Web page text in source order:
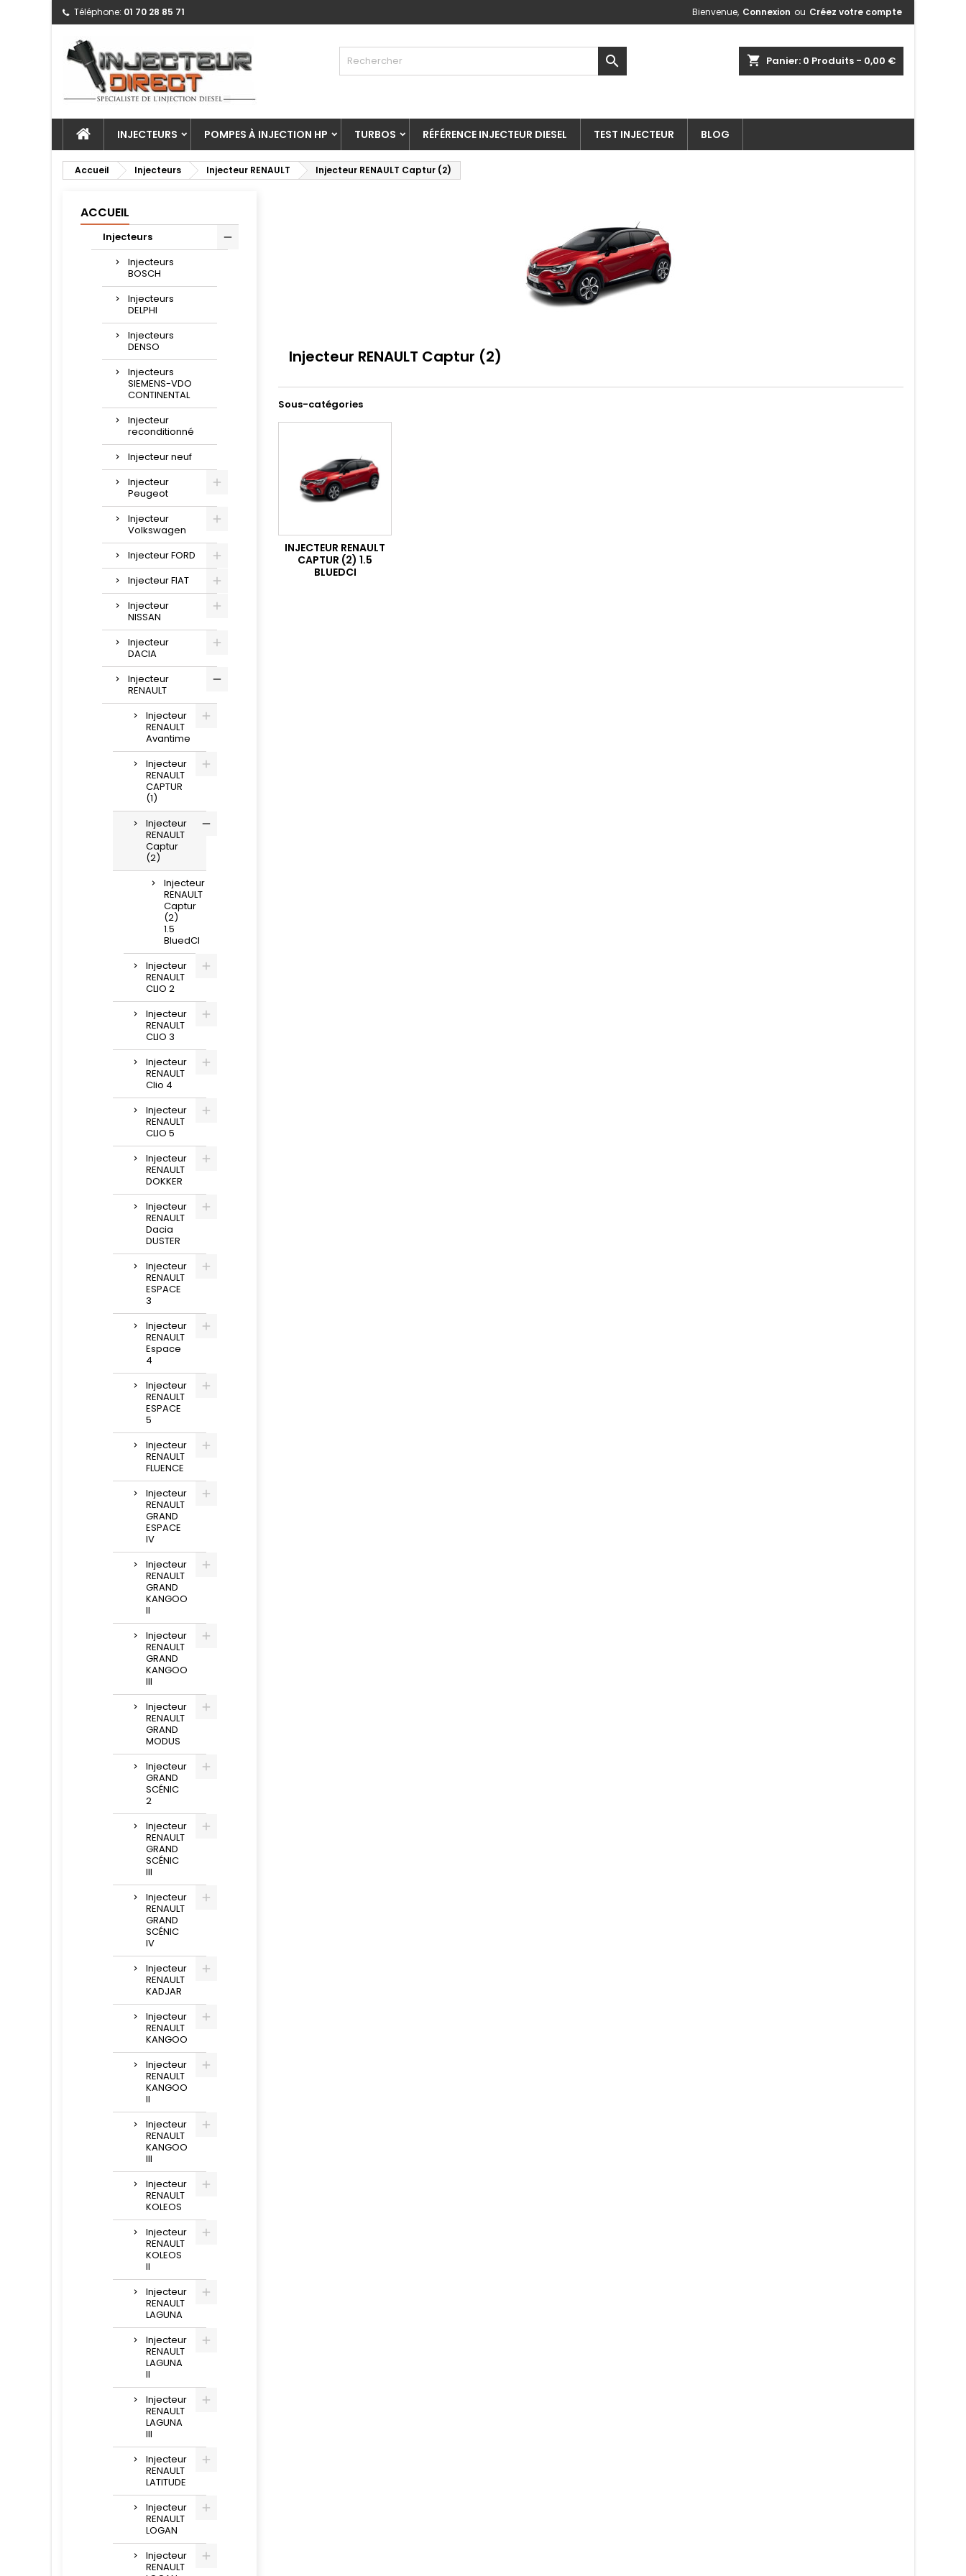
Téléphone: 01 70 28 85 71 Bienvenue, Connexion ou Créez votre compte
shopping_cart Panier: 0 Produits - 0,00 €

INJECTEURS POMPES À INJECTION HP TURBOS RÉFÉRENCE INJECTEUR DIESEL TEST INJECTEUR BLOG
Accueil Injecteurs Injecteur RENAULT Injecteur RENAULT Captur (2)
ACCUEIL
Injecteurs
Injecteurs
BOSCH
Injecteurs
DELPHI
Injecteurs
DENSO
Injecteurs
SIEMENS-VDO
CONTINENTAL
Injecteur
reconditionné
Injecteur neuf
Injecteur
Peugeot
Injecteur
Volkswagen
Injecteur FORD
Injecteur FIAT
Injecteur
NISSAN
Injecteur
DACIA
Injecteur
RENAULT
Injecteur
RENAULT
Avantime
Injecteur
RENAULT
CAPTUR
(1)
Injecteur
RENAULT
Captur
(2)
Injecteur
RENAULT
Captur
(2)
1.5
BluedCI
Injecteur
RENAULT
CLIO 2
Injecteur
RENAULT
CLIO 3
Injecteur
RENAULT
Clio 4
Injecteur
RENAULT
CLIO 5
Injecteur
RENAULT
DOKKER
Injecteur
RENAULT
Dacia
DUSTER
Injecteur
RENAULT
ESPACE
3
Injecteur
RENAULT
Espace
4
Injecteur
RENAULT
ESPACE
5
Injecteur
RENAULT
FLUENCE
Injecteur
RENAULT
GRAND
ESPACE
IV
Injecteur
RENAULT
GRAND
KANGOO
II
Injecteur
RENAULT
GRAND
KANGOO
III
Injecteur
RENAULT
GRAND
MODUS
Injecteur
GRAND
SCÉNIC
2
Injecteur
RENAULT
GRAND
SCÉNIC
III
Injecteur
RENAULT
GRAND
SCÉNIC
IV
Injecteur
RENAULT
KADJAR
Injecteur
RENAULT
KANGOO
Injecteur
RENAULT
KANGOO
II
Injecteur
RENAULT
KANGOO
III
Injecteur
RENAULT
KOLEOS
Injecteur
RENAULT
KOLEOS
II
Injecteur
RENAULT
LAGUNA
Injecteur
RENAULT
LAGUNA
II
Injecteur
RENAULT
LAGUNA
III
Injecteur
RENAULT
LATITUDE
Injecteur
RENAULT
LOGAN
Injecteur
RENAULT
Injecteur RENAULT Captur (2)
Sous-catégories
INJECTEUR RENAULT
CAPTUR (2) 1.5
BLUEDCI